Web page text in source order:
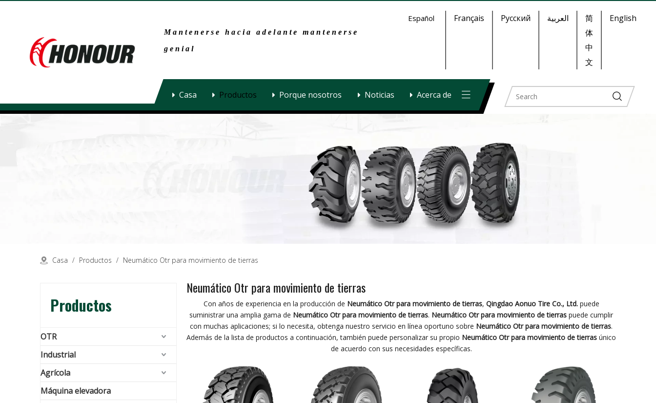
Mantenerse hacia adelante mantenerse
genial
Español Français Pусский العربية
简
体
中
文
English
Casa Productos Porque nosotros Noticias Acerca de
Casa / Productos / Neumático Otr para movimiento de tierras
Productos
OTR
Industrial
Agrícola
Máquina elevadora
Neumático Otr para movimiento de tierras
Con años de experiencia en la producción de Neumático Otr para movimiento de tierras, Qingdao Aonuo Tire Co., Ltd.puede
suministrar una amplia gama de Neumático Otr para movimiento de tierras. Neumático Otr para movimiento de tierras puede cumplir
con muchas aplicaciones; si lo necesita, obtenga nuestro servicio en línea oportuno sobre Neumático Otr para movimiento de tierras.
Además de la lista de productos a continuación, también puede personalizar su propio Neumático Otr para movimiento de tierras único
de acuerdo con sus necesidades específicas.